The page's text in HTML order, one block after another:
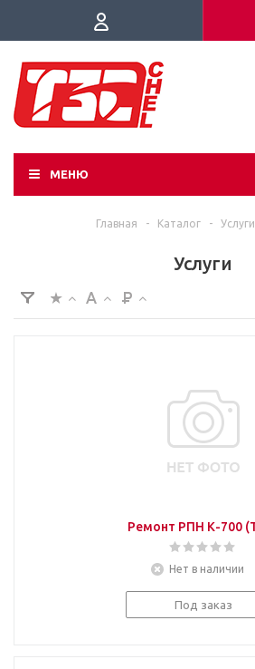
МЕНЮ
Главная - Каталог - Услуги
Услуги
Ремонт РПН К-700
Нет в наличии
Под заказ